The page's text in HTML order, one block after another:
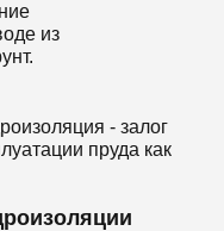
из
- залог
пруда как